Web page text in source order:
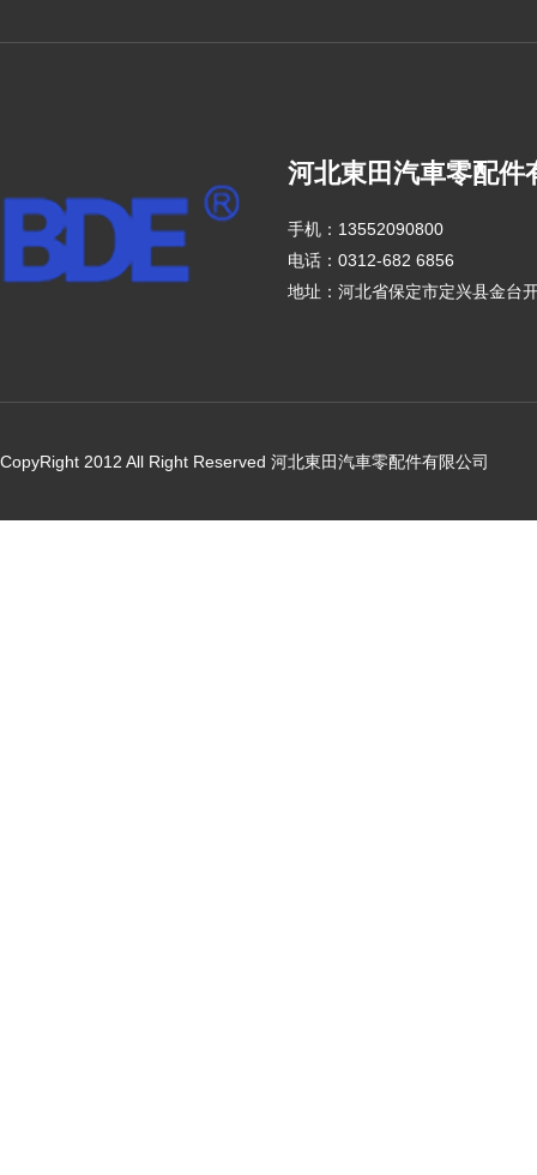
河北東田汽車零配件
手机：13552090800
电话：0312-682 6856
地址：河北省保定市定兴县金台
CopyRight 2012 All Right Reserved 河北東田汽車零配件有限公司